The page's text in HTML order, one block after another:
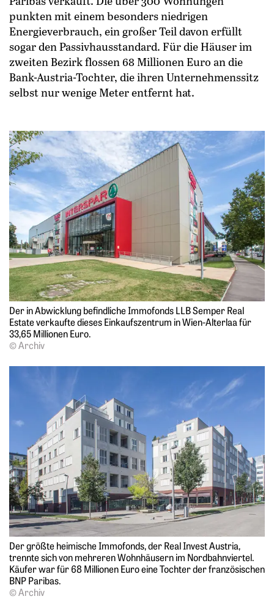
punkten mit einem besonders niedrigen
Energieverbrauch, ein großer Teil davon erfüllt
sogar den Passivhausstandard. Für die Häuser im
zweiten Bezirk flossen 68 Millionen Euro an die
Bank-Austria-Tochter, die ihren Unternehmenssitz
selbst nur wenige Meter entfernt hat.
Der in Abwicklung befindliche Immofonds LLB Semper Real
Estate verkaufte dieses Einkaufszentrum in Wien-Alterlaa für
33,65 Millionen Euro.
© Archiv
Der größte heimische Immofonds, der Real Invest Austria,
trennte sich von mehreren Wohnhäusern im Nordbahnviertel.
Käufer war für 68 Millionen Euro eine Tochter der französischen
BNP Paribas.
© Archiv